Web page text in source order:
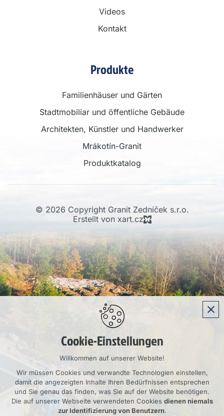
Videos
Kontakt
Produkte
Familienhäuser und Gärten
Stadtmobiliar und öffentliche Gebäude
Architekten, Künstler und Handwerker
Mrákotín-Granit
Produktkatalog
© 2026 Copyright Granit Zedníček s.r.o.
Erstellt von xart.cz
Cookie-Einstellungen
Willkommen auf unserer Website!
Wir müssen Cookies und verwandte Technologien einstellen,
damit die angezeigten Inhalte Ihren Bedürfnissen entsprechen
und Sie genau das finden, was Sie auf der Website benötigen.
Die auf unserer Webseite verwendeten Cookies dienen niemals
zur Identifizierung von Benutzern.